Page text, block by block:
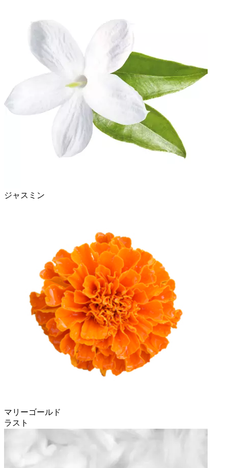
ジャスミン
マリーゴールド
ラスト